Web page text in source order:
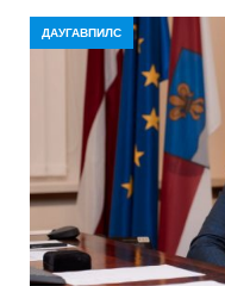
ДАУГАВПИЛС